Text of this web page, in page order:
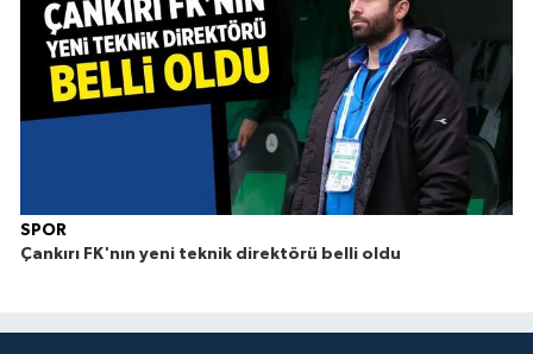
SPOR
Çankırı FK'nın yeni teknik direktörü belli oldu